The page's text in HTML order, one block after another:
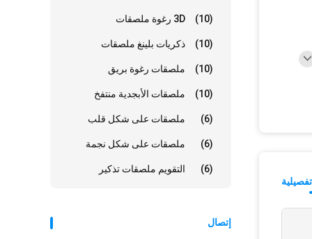
3D رغوة ملصقات (10)
ذكريات بلينغ ملصقات (10)
ملصقات رغوة بريق (10)
ملصقات الأبجدية منتفخ (10)
ملصقات على شكل قلب (6)
ملصقات على شكل نجمة (6)
التقويم ملصقات تذكير (6)
إتصال